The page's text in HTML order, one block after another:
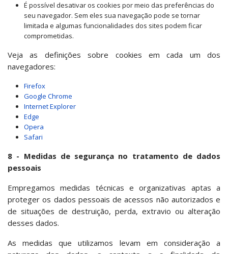
É possível desativar os cookies por meio das preferências do
seu navegador. Sem eles sua navegação pode se tornar
limitada e algumas funcionalidades dos sites podem ficar
comprometidas.
Veja as definições sobre cookies em cada um dos
navegadores:
Firefox
Google Chrome
Internet Explorer
Edge
Opera
Safari
8 - Medidas de segurança no tratamento de dados
pessoais
Empregamos medidas técnicas e organizativas aptas a
proteger os dados pessoais de acessos não autorizados e
de situações de destruição, perda, extravio ou alteração
desses dados.
As medidas que utilizamos levam em consideração a